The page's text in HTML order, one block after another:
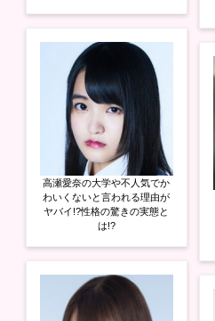
高瀬愛奈の大学や不人気でか
わいくないと言われる理由が
ヤバイ!?性格の驚きの実態と
は!?